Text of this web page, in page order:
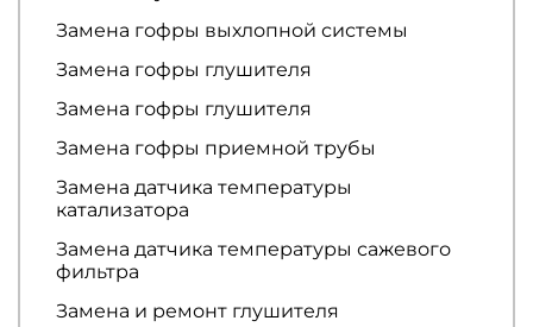
Замена гофры выхлопной системы
Замена гофры глушителя
Замена гофры глушителя
Замена гофры приемной трубы
Замена датчика температуры
катализатора
Замена датчика температуры сажевого
фильтра
Замена и ремонт глушителя